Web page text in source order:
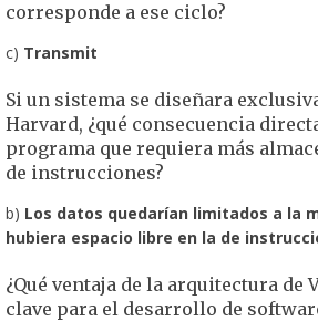
corresponde a ese ciclo?
c) Transmit
Si un sistema se diseñara
Harvard, ¿qué consecuencia
programa que requiera más
de instrucciones?
b) Los datos quedarían limitados a la
hubiera espacio libre en la de
¿Qué ventaja de la arquitectura de
clave para el desarrollo de